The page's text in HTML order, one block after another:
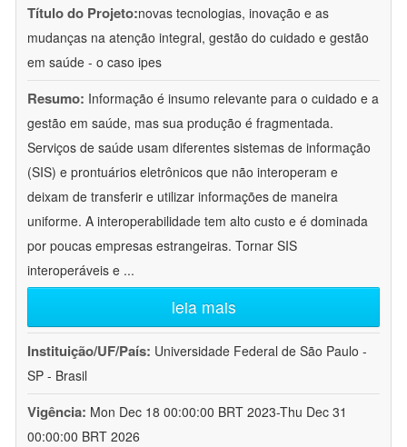
Título do Projeto:novas tecnologias, inovação e as
mudanças na atenção integral, gestão do cuidado e gestão
em saúde - o caso ipes
Resumo: Informação é insumo relevante para o cuidado e a
gestão em saúde, mas sua produção é fragmentada.
Serviços de saúde usam diferentes sistemas de informação
(SIS) e prontuários eletrônicos que não interoperam e
deixam de transferir e utilizar informações de maneira
uniforme. A interoperabilidade tem alto custo e é dominada
por poucas empresas estrangeiras. Tornar SIS
interoperáveis e ...
leia mais
Instituição/UF/País: Universidade Federal de São Paulo -
SP - Brasil
Vigência: Mon Dec 18 00:00:00 BRT 2023-Thu Dec 31
00:00:00 BRT 2026